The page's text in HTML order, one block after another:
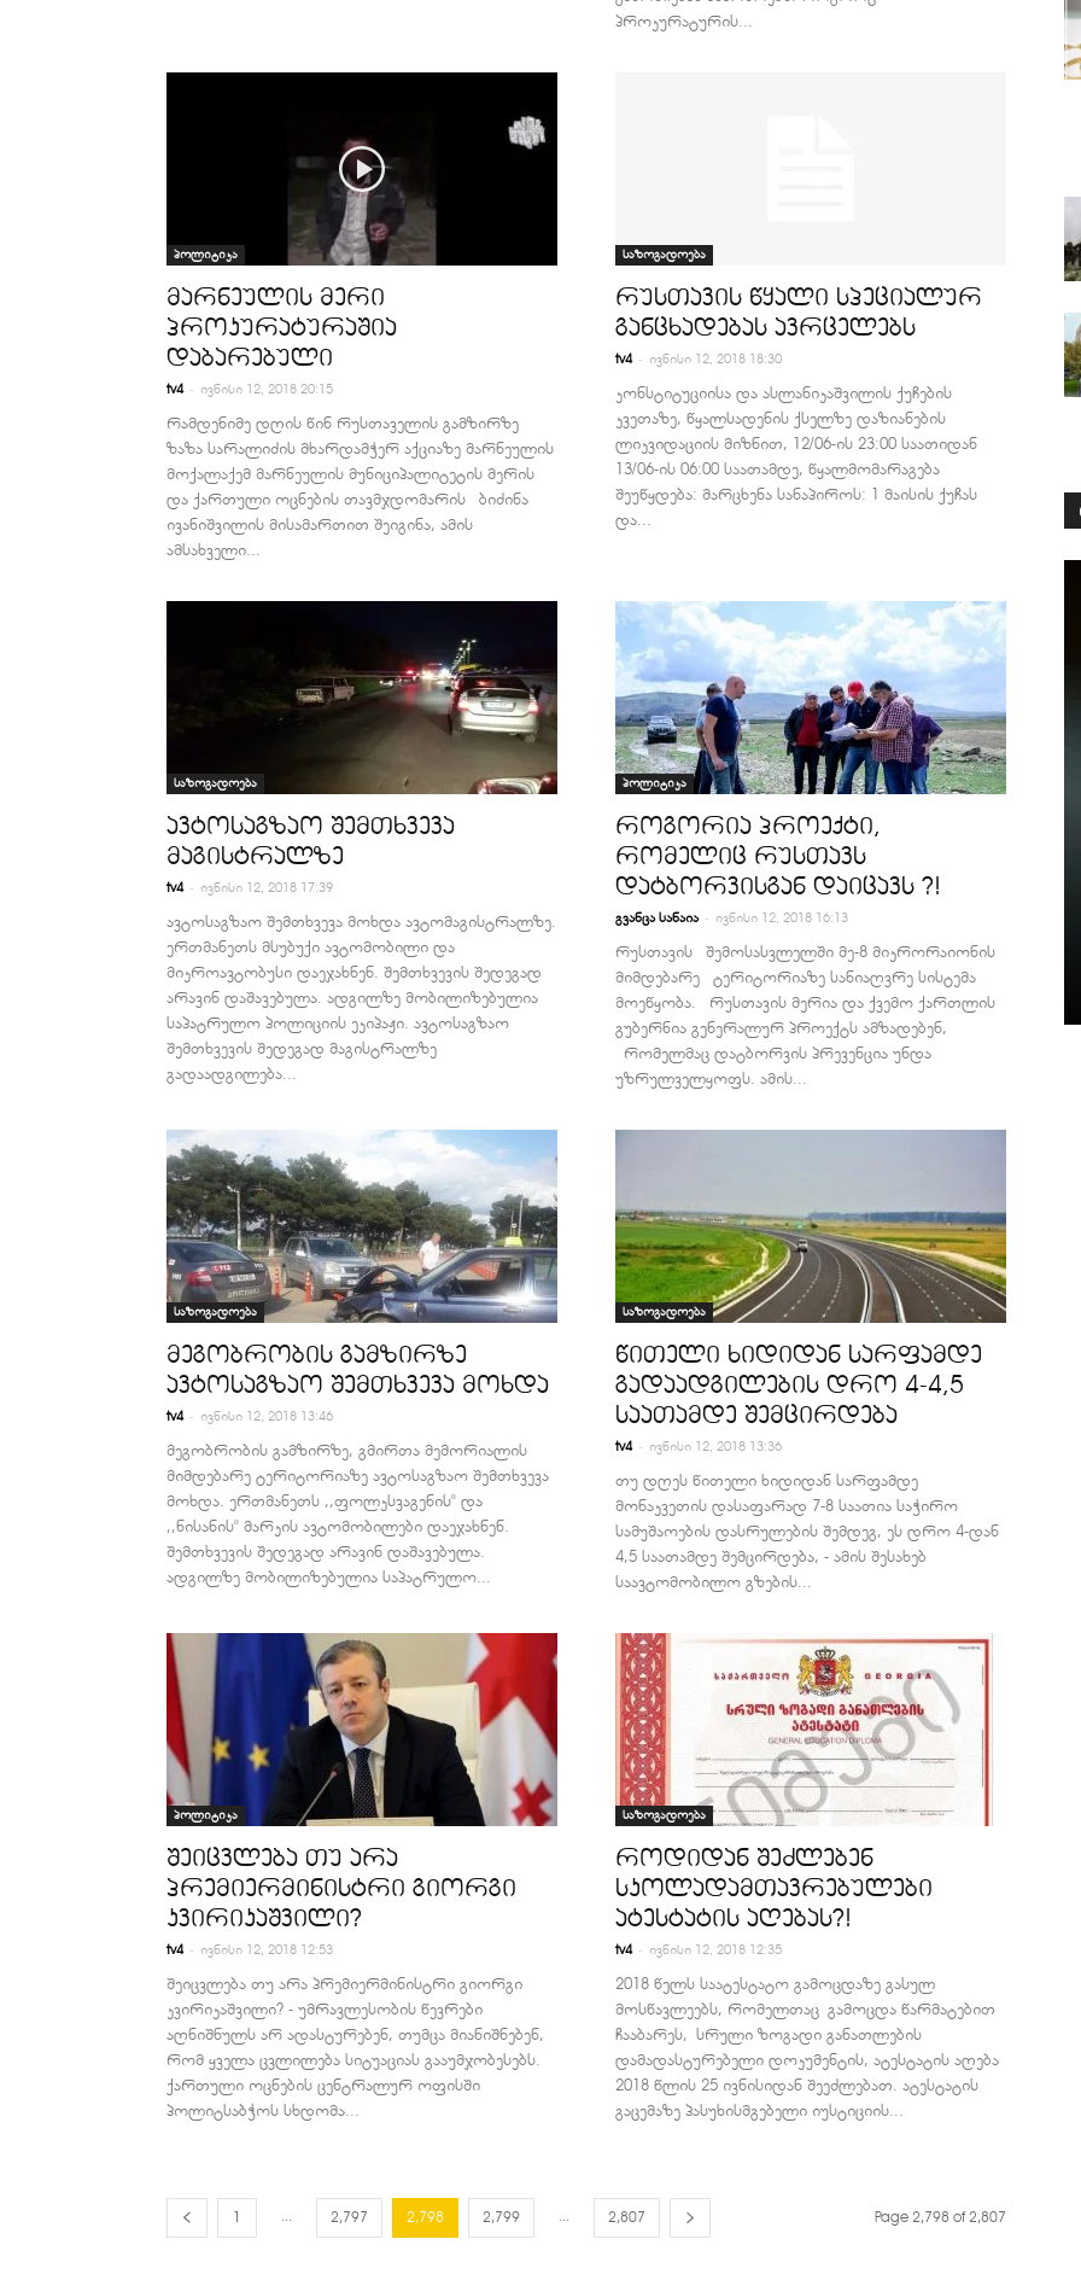
პროკურატურის...
პოლიტიკა
მარნეულის მერი
პროკურატურაშია
დაბარებული
tv4 - ივნისი 12, 2018 20:15
რამდენიმე დღის წინ რუსთაველის გამზირზე
ზაზა სარალიძის მხარდამჭერ აქციაზე მარნეულის
მოქალაქემ მარნეულის მუნიციპალიტეტის მერის
და ქართული ოცნების თავმჯდომარის ბიძინა
ივანიშვილის მისამართით შეიგინა, ამის
ამსახველი...
საზოგადოება
რუსთავის წყალი სპეციალურ
განცხადებას ავრცელებს
tv4 - ივნისი 12, 2018 18:30
კონსტიტუციისა და ასლანიკაშვილის ქუჩების
კვეთაზე, წყალსადენის ქსელზე დაზიანების
ლიკვიდაციის მიზნით, 12/06-ის 23:00 საათიდან
13/06-ის 06:00 საათამდე, წყალმომარაგება
შეუწყდება: მარცხენა სანაპიროს: 1 მაისის ქუჩას
და...
საზოგადოება
ავტოსაგზაო შემთხვევა
მაგისტრალზე
tv4 - ივნისი 12, 2018 17:39
ავტოსაგზაო შემთხვევა მოხდა ავტომაგისტრალზე.
ერთმანეთს მსუბუქი ავტომობილი და
მიკროავტობუსი დაეჯახნენ. შემთხვევის შედეგად
არავინ დაშავებულა. ადგილზე მობილიზებულია
საპატრულო პოლიციის ეკიპაჟი. ავტოსაგზაო
შემთხვევის შედეგად მაგისტრალზე
გადაადგილება...
პოლიტიკა
როგორია პროექტი,
რომელიც რუსთავს
დატბორვისგან დაიცავს ?!
გვანცა სანაია - ივნისი 12, 2018 16:13
რუსთავის შემოსასვლელში მე-8 მიკრორაიონის
მიმდებარე ტერიტორიაზე სანიაღვრე სისტემა
მოეწყობა. რუსთავის მერია და ქვემო ქართლის
გუბერნია გენერალურ პროექტს ამზადებენ,
რომელმაც დატბორვის პრევენცია უნდა
უზრულველყოფს. ამის...
საზოგადოება
მეგობრობის გამზირზე
ავტოსაგზაო შემთხვევა მოხდა
tv4 - ივნისი 12, 2018 13:46
მეგობრობის გამზირზე, გმირთა მემორიალის
მიმდებარე ტერიტორიაზე ავტოსაგზაო შემთხვევა
მოხდა. ერთმანეთს ,,ფოლკსვაგენის'' და
,,ნისანის'' მარკის ავტომობილები დაეჯახნენ.
შემთხვევის შედეგად არავინ დაშავებულა.
ადგილზე მობილიზებულია საპატრულო...
საზოგადოება
წითელი ხიდიდან სარფამდე
გადაადგილების დრო 4-4,5
საათამდე შემცირდება
tv4 - ივნისი 12, 2018 13:36
თუ დღეს წითელი ხიდიდან სარფამდე
მონაკვეთის დასაფარად 7-8 საათია საჭირო
სამუშაოების დასრულების შემდეგ, ეს დრო 4-დან
4,5 საათამდე შემცირდება, - ამის შესახებ
საავტომობილო გზების...
პოლიტიკა
შეიცვლება თუ არა
პრემიერმინისტრი გიორგი
კვირიკაშვილი?
tv4 - ივნისი 12, 2018 12:53
შეიცვლება თუ არა პრემიერმინისტრი გიორგი
კვირიკაშვილი? - უმრავლესობის წევრები
აღნიშნულს არ ადასტურებენ, თუმცა მიანიშნებენ,
რომ ყველა ცვლილება სიტუაციას გააუმჯობესებს.
ქართული ოცნების ცენტრალურ ოფისში
პოლიტსაბჭოს სხდომა...
საზოგადოება
როდიდან შეძლებენ
სკოლადამთავრებულები
ატესტატის აღებას?!
tv4 - ივნისი 12, 2018 12:35
2018 წელს საატესტატო გამოცდაზე გასულ
მოსწავლეებს, რომელთაც გამოცდა წარმატებით
ჩააბარეს, სრული ზოგადი განათლების
დამადასტურებელი დოკუმენტის, ატესტატის აღება
2018 წლის 25 ივნისიდან შეეძლებათ. ატესტატის
გაცემაზე პასუხისმგებელი იუსტიციის...
1 ... 2,797 2,798 2,799 ... 2,807 Page 2,798 of 2,807